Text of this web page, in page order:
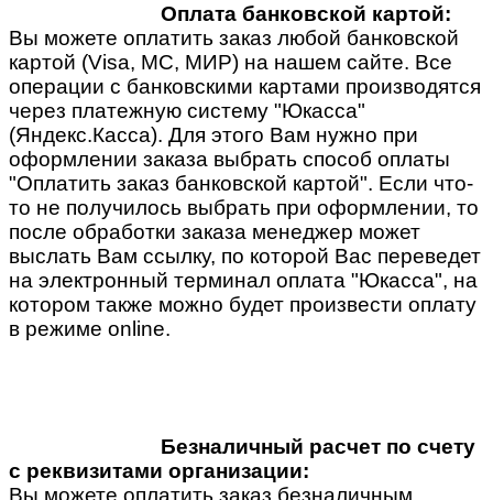
Оплата банковской картой:
Вы можете оплатить заказ любой банковской
картой (Visa, MC, МИР) на нашем сайте. Все
операции с банковскими картами производятся
через платежную систему "Юкасса"
(Яндекс.Касса). Для этого Вам нужно при
оформлении заказа выбрать способ оплаты
"Оплатить заказ банковской картой". Если что-
то не получилось выбрать при оформлении, то
после обработки заказа менеджер может
выслать Вам ссылку, по которой Вас переведет
на электронный терминал оплата "Юкасса", на
котором также можно будет произвести оплату
в режиме online.
Безналичный расчет по счету
с реквизитами организации:
Вы можете оплатить заказ безналичным